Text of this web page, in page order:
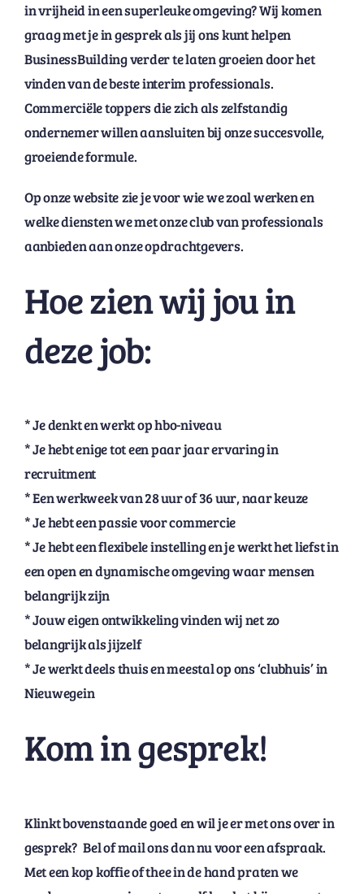
in vrijheid in een superleuke omgeving? Wij komen
graag met je in gesprek als jij ons kunt helpen
BusinessBuilding verder te laten groeien door het
vinden van de beste interim professionals.
Commerciële toppers die zich als zelfstandig
ondernemer willen aansluiten bij onze succesvolle,
groeiende formule.
Op onze website zie je voor wie we zoal werken en
welke diensten we met onze club van professionals
aanbieden aan onze opdrachtgevers.
Hoe zien wij jou in
deze job:
* Je denkt en werkt op hbo-niveau
* Je hebt enige tot een paar jaar ervaring in
recruitment
* Een werkweek van 28 uur of 36 uur, naar keuze
* Je hebt een passie voor commercie
* Je hebt een flexibele instelling en je werkt het liefst in
een open en dynamische omgeving waar mensen
belangrijk zijn
* Jouw eigen ontwikkeling vinden wij net zo
belangrijk als jijzelf
* Je werkt deels thuis en meestal op ons ‘clubhuis’ in
Nieuwegein
Kom in gesprek!
Klinkt bovenstaande goed en wil je er met ons over in
gesprek? Bel of mail ons dan nu voor een afspraak.
Met een kop koffie of thee in de hand praten we